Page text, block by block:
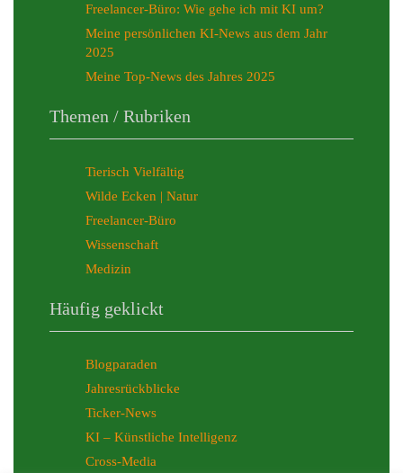
Freelancer-Büro: Wie gehe ich mit KI um?
Meine persönlichen KI-News aus dem Jahr
2025
Meine Top-News des Jahres 2025
Themen / Rubriken
Tierisch Vielfältig
Wilde Ecken | Natur
Freelancer-Büro
Wissenschaft
Medizin
Häufig geklickt
Blogparaden
Jahresrückblicke
Ticker-News
KI – Künstliche Intelligenz
Cross-Media